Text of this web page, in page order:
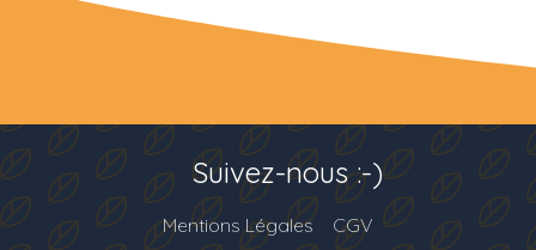
Mentions Légales CGV
Suivez-nous :-)